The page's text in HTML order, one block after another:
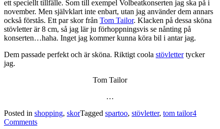
ett speciellt tillfälle. Som till exempel Volbeatkonserten jag ska på i
november. Men självklart inte enbart, utan jag använder dem annars
också förstås. Ett par skor från Tom Tailor. Klacken på dessa sköna
stövletter är 8 cm, så jag lär ju förhoppningsvis se nånting på
konserten…haha. Inget jag kommer kunna köra bil i antar jag.
Dem passade perfekt och är sköna. Riktigt coola stövlettertycker
jag.
Tom Tailor
…
Posted in shopping, skorTagged spartoo, stövletter, tom tailor4
Comments